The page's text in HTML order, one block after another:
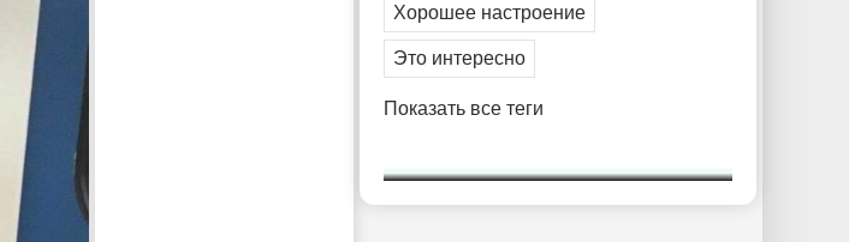
Хорошее настроение
Это интересно
Показать все теги